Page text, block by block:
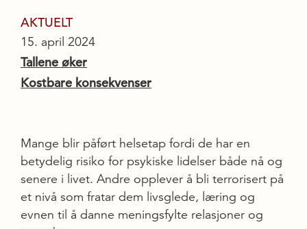
AKTUELT
15. april 2024
Tallene øker
Kostbare konsekvenser
Mange blir påført helsetap fordi de har en
betydelig risiko for psykiske lidelser både nå og
senere i livet. Andre opplever å bli terrorisert på
et nivå som fratar dem livsglede, læring og
evnen til å danne meningsfylte relasjoner og